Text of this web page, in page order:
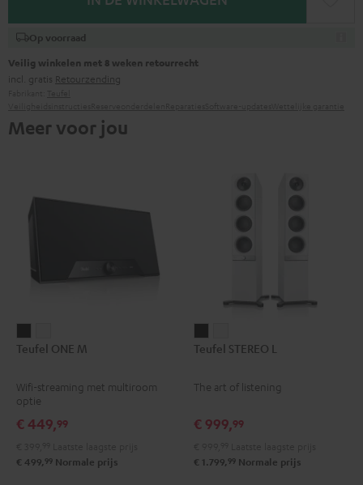
Op voorraad
Veilig winkelen met 8 weken retourrecht
incl. gratis Retourzending
Meer voor jou
ONE
Zwart
ONE
Wit
Teufel ONE M
Wifi-streaming met multiroom
optie
€ 449,99
€ 499, 99 Normale prijs
STEREO
Zwart
STEREO
Wit
Teufel STEREO L
The art of listening
€ 999,99
€ 1.799, 99 Normale prijs